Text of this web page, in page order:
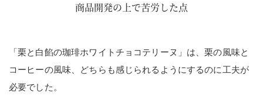
商品開発の上で苦労した点
「栗と白餡の珈琲ホワイトチョコテリーヌ」は、栗の風味と
コーヒーの風味、どちらも感じられるようにするのに工夫が
必要でした。